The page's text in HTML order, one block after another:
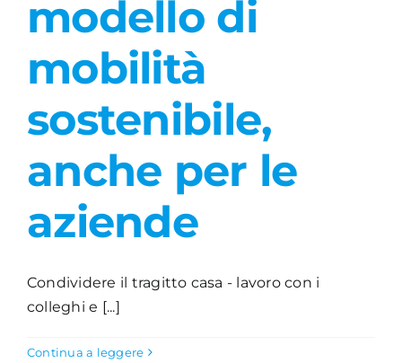
Academy
modello di
mobilità
sostenibile,
anche per le
aziende
Condividere il tragitto casa - lavoro con i
colleghi e [...]
Continua a leggere